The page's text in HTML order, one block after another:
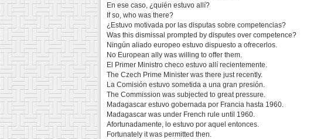
En ese caso, ¿quién estuvo allí?
If so, who was there?
¿Estuvo motivada por las disputas sobre competencias?
Was this dismissal prompted by disputes over competence?
Ningún aliado europeo estuvo dispuesto a ofrecerlos.
No European ally was willing to offer them.
El Primer Ministro checo estuvo allí recientemente.
The Czech Prime Minister was there just recently.
La Comisión estuvo sometida a una gran presión.
The Commission was subjected to great pressure.
Madagascar estuvo gobernada por Francia hasta 1960.
Madagascar was under French rule until 1960.
Afortunadamente, lo estuvo por aquel entonces.
Fortunately it was permitted then.